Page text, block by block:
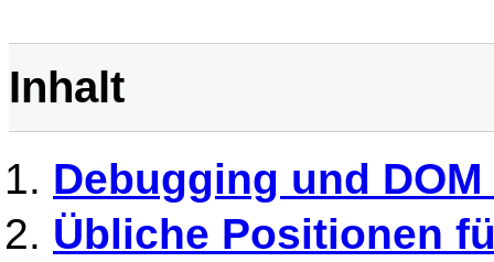
Inhalt
Debugging und
Übliche Positionen